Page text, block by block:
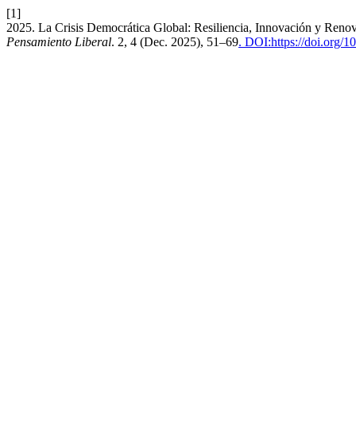
[1]
2025. La Crisis Democrática Global: Resiliencia, Innovación y
Pensamiento Liberal. 2, 4 (Dec. 2025), 51–69. DOI:https://doi.org/